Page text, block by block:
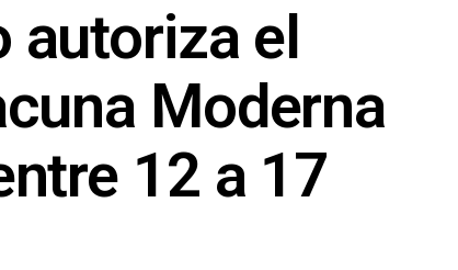
autoriza el
Moderna
12 a 17